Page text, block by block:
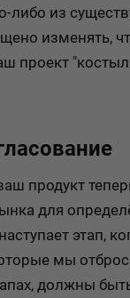
либо из
изменять,
проект
продукт
для
этап,
мы
должны